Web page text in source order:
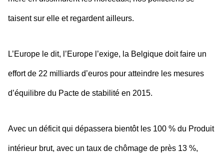
taisent sur elle et regardent ailleurs.
L’Europe le dit, l’Europe l’exige, la Belgique doit faire un
effort de 22 milliards d’euros pour atteindre les mesures
d’équilibre du Pacte de stabilité en 2015.
Avec un déficit qui dépassera bientôt les 100 % du Produit
intérieur brut, avec un taux de chômage de près 13 %,